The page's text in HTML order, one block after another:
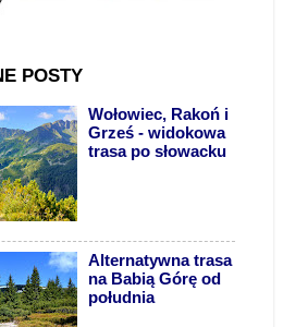
POSTY
Wołowiec, Rakoń i
Grześ - widokowa
trasa po słowacku
Alternatywna trasa
na Babią Górę od
południa